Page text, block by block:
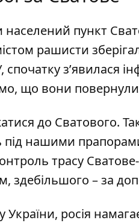
пункт
рашисти
з’явилася
що вони
до Сватового.
під нашими
трасу
здебільшого – за
росія